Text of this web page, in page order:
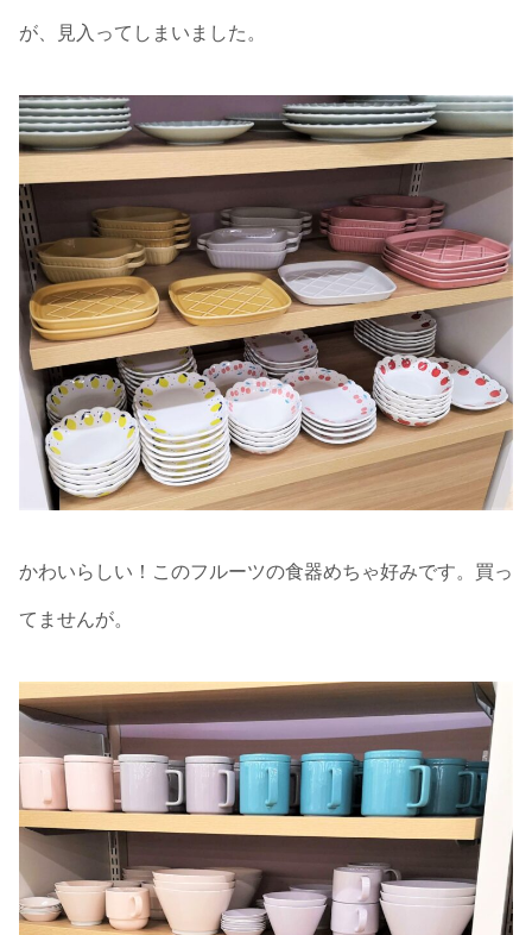
が、見入ってしまいました。
かわいらしい！このフルーツの食器めちゃ好みです。買っ
てませんが。